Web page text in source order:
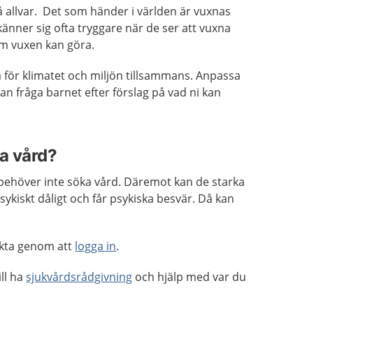
Det som händer i världen är vuxnas
sig ofta tryggare när de ser att vuxna
vuxen kan göra.
klimatet och miljön tillsammans. Anpassa
fråga barnet efter förslag på vad ni kan
vård?
inte söka vård. Däremot kan de starka
dåligt och får psykiska besvär. Då kan
genom att logga in.
hasjukvårdsrådgivning och hjälp med var du